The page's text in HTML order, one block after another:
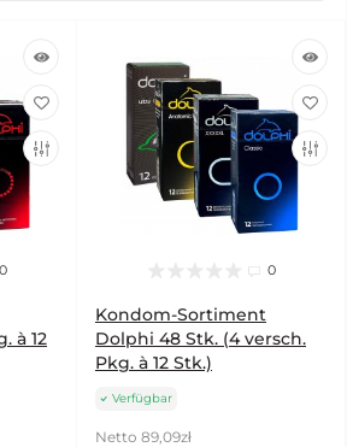
0
à 12
0
Kondom-Sortiment
Dolphi 48 Stk. (4 versch.
Pkg. à 12 Stk.)
Verfügbar
Netto 89,09zł